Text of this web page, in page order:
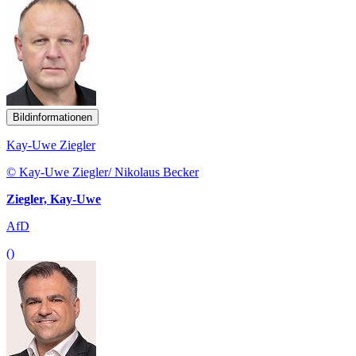
Bildinformationen
Kay-Uwe Ziegler
© Kay-Uwe Ziegler/ Nikolaus Becker
Ziegler, Kay-Uwe
AfD
()